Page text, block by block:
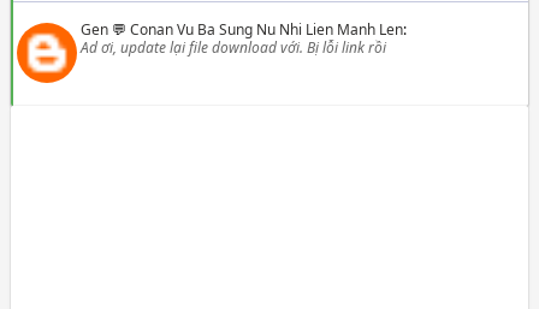
Gen💬 Conan Vu Ba Sung Nu Nhi Lien Manh Len:
Ad ơi, update lại file download với. Bị lỗi link rồi